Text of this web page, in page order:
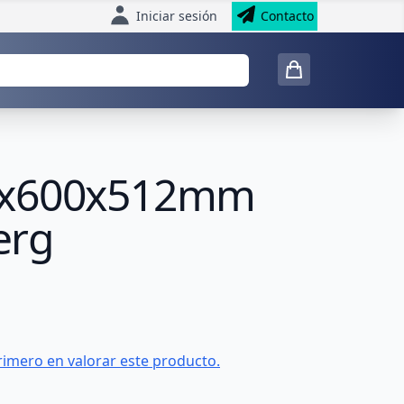
Iniciar sesión Contacto
en valorar este producto.